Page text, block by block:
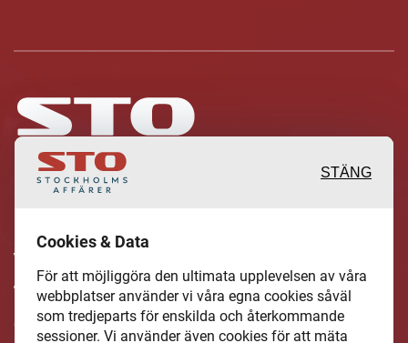
värdefulla berättelser och reportage
från och om det lokala näringslivet och
dess aktörer samt en hel del annan
STÄNG
Cookies & Data
För att möjliggöra den ultimata upplevelsen av våra
webbplatser använder vi våra egna cookies såväl
som tredjeparts för enskilda och återkommande
sessioner. Vi använder även cookies för att mäta